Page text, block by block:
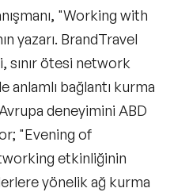
"Working with
yazarı. BrandTravel
sınır ötesi network
anlamlı bağlantı kurma
Avrupa deneyimini ABD
"Evening of
etkinliğinin
yönelik ağ kurma
Konuşmacıları
ve Kapsayıcılık